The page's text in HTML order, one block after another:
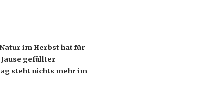
im Herbst hat für
gefüllter
steht nichts mehr im